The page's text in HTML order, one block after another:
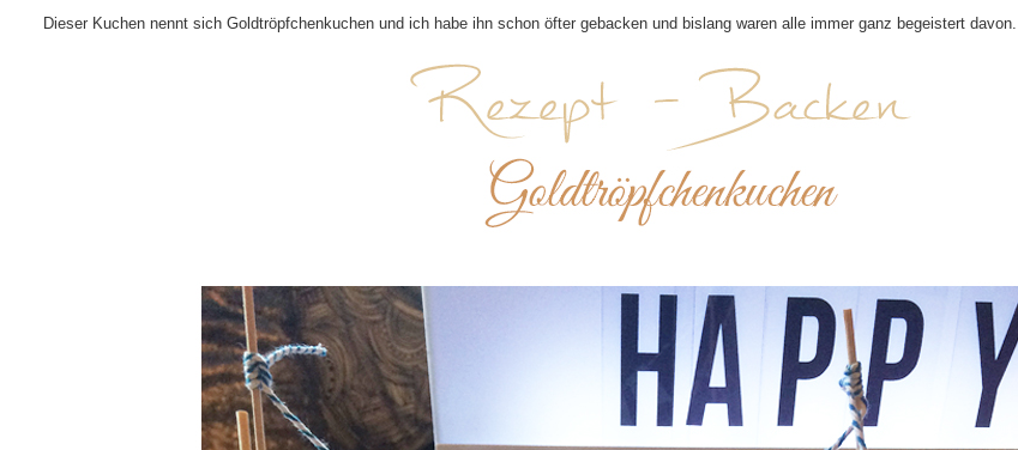
Dieser Kuchen nennt sich Goldtröpfchenkuchen und ich habe ihn schon öfter gebacken und bislang waren alle immer ganz begeistert davon.